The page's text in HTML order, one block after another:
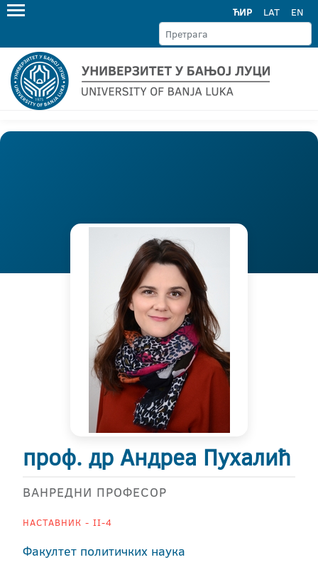
ЋИР LAT EN
проф. др Андреа Пухалић
ВАНРЕДНИ ПРОФЕСОР
НАСТАВНИК - II-4
Факултет политичких наука